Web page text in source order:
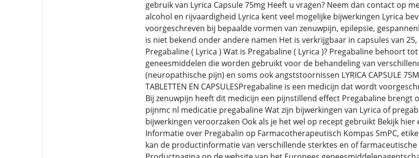
gebruik van Lyrica Capsule 75mg Heeft u vragen? Neem dan contact op
alcohol en rijvaardigheid Lyrica kent veel mogelijke bijwerkingen Lyrica
voorgeschreven bij bepaalde vormen van zenuwpijn, epilepsie,
is niet bekend onder andere namen Het is verkrijgbaar in capsules van 25,
Pregabaline ( Lyrica ) Wat is Pregabaline ( Lyrica )? Pregabaline behoort
geneesmiddelen die worden gebruikt voor de behandeling van
(neuropathische pijn) en soms ook angststoornissen LYRICA CAPSULE
TABLETTEN EN CAPSULESPregabaline is een medicijn dat wordt
Bij zenuwpijn heeft dit medicijn een pijnstillend effect Pregabaline brengt
pijnmc nl medicatie pregabaline Wat zijn bijwerkingen van Lyrica of
bijwerkingen veroorzaken Ook als je het wel op recept gebruikt Bekijk
Informatie over Pregabalin op Farmacotherapeutisch Kompas SmPC,
kan de productinformatie van verschillende sterktes en of